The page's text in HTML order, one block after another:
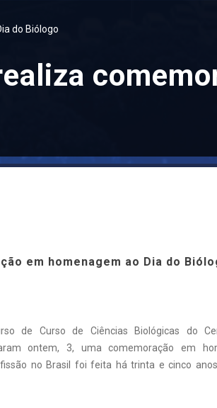
do Biólogo
em homenagem ao Dia do
de Curso de Ciências Biológicas do
ontem, 3, uma comemoração em
no Brasil foi feita há trinta e cinco